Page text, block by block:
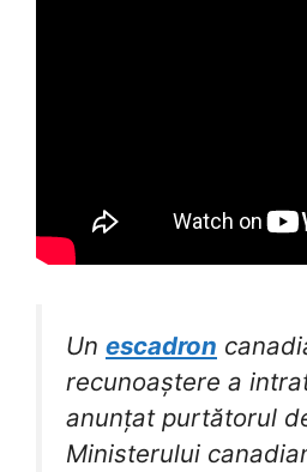
Un escadron
recunoaștere a
anunțat purtătorul
Ministerului